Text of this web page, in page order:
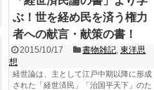
ぶ！世を経め民を済う権力
者への献言・献策の書！
2015/10/17 書物雑記 ,東洋思
想
経世論は、主として江戸中期以降に形成
された「経世済民」「治国平天下」のた